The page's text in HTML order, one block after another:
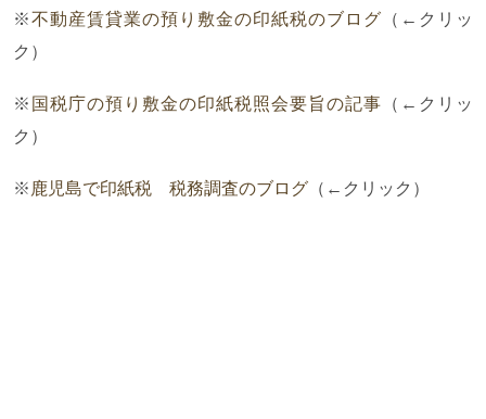
※不動産賃貸業の預り敷金の印紙税のブログ （←クリッ
ク）
※ 国税庁の預り敷金の印紙税照会要旨の記事 （←クリッ
ク）
※ 鹿児島で印紙税 税務調査のブログ （←クリック）